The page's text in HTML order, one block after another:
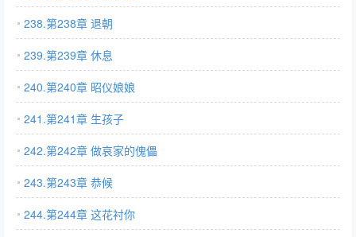
238.第238章 退朝
239.第239章 休息
240.第240章 昭仪娘娘
241.第241章 生孩子
242.第242章 做哀家的傀儡
243.第243章 恭候
244.第244章 这花衬你